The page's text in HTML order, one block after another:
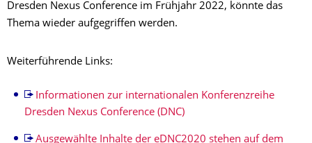
Dresden Nexus Conference im Frühjahr 2022, könnte das
Thema wieder aufgegriffen werden.
Weiterführende Links:
Informationen zur internationalen Konferenzreihe
Dresden Nexus Conference (DNC)
Ausgewählte Inhalte der eDNC2020 stehen auf dem